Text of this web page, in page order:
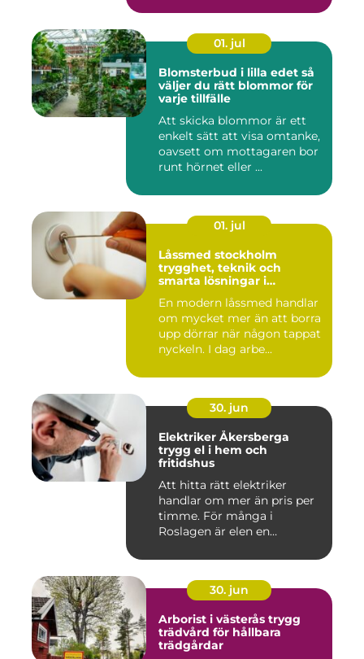
01. jul
Blomsterbud i lilla edet så
väljer du rätt blommor för
varje tillfälle
Att skicka blommor är ett
enkelt sätt att visa omtanke,
oavsett om mottagaren bor
runt hörnet eller ...
01. jul
Låssmed stockholm
trygghet, teknik och
smarta lösningar i
En modern låssmed handlar
om mycket mer än att borra
upp dörrar när någon tappat
nyckeln. I dag arbe...
30. jun
Elektriker Åkersberga
trygg el i hem och
fritidshus
Att hitta rätt elektriker
handlar om mer än pris per
timme. För många i
Roslagen är elen en
30. jun
Arborist i västerås trygg
trädvård för hållbara
trädgårdar